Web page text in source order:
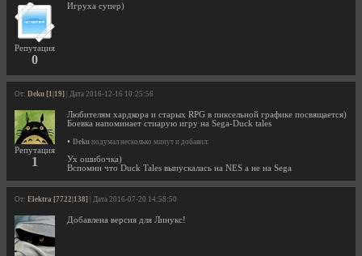
Репутация
0
Игруха супер)
От: Deku [1|19] | Дата 2016-12-16 10:25:56
Репутация
1
Любителям хардкора и старых RPG в пиксельной графике посвящается)
Боевка напоминает стиарую игру на Sega-Duck tales
• Deku подумал несколько минут и добавил:
Ух ошибочка)
Вспомни что Duck Tales выпускалась на NES а не на Sega
От: Elektra [7722|138] | Дата 2016-07-20 14:58:50
Добавлена версия для Линукс!